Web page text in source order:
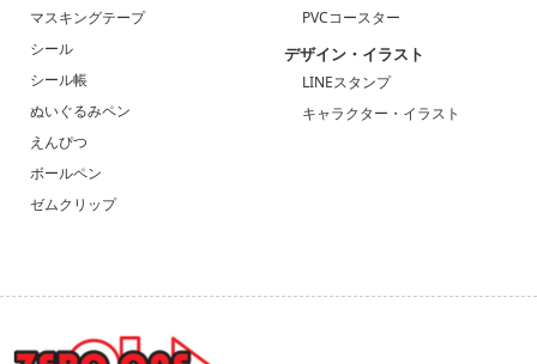
マスキングテープ
シール
シール帳
ぬいぐるみペン
えんぴつ
ボールペン
ゼムクリップ
PVCコースター
デザイン・イラスト
LINEスタンプ
キャラクター・イラスト